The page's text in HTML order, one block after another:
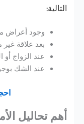
التالية:
وجود أعراض
بعد علاقة غير
عند الزواج أو
عند الشك
أهم تحاليل